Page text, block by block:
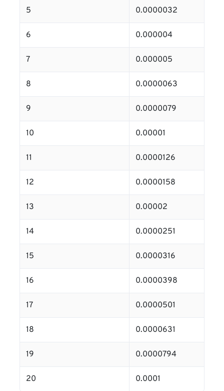
5 0.0000032
6 0.000004
7 0.000005
8 0.0000063
9 0.0000079
10 0.00001
11 0.0000126
12 0.0000158
13 0.00002
14 0.0000251
15 0.0000316
16 0.0000398
17 0.0000501
18 0.0000631
19 0.0000794
20 0.0001